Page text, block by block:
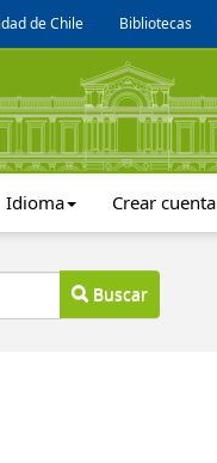
de Chile Bibliotecas
Idioma Crear cuenta
Buscar